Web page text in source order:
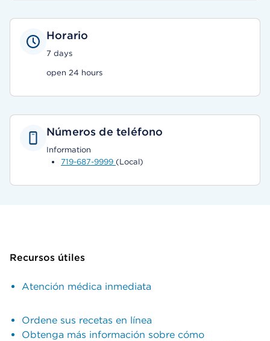
Horario
7 days
open 24 hours
Números de teléfono
Information
719-687-9999 (Local)
Recursos útiles
Atención médica inmediata
Ordene sus recetas en línea
Obtenga más información sobre cómo